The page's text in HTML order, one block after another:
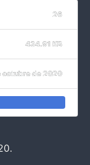
26
434.91 KB
octubre de 2020